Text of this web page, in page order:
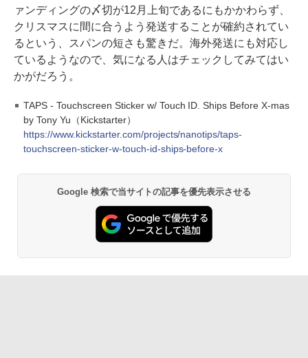
ァンディングの〆切が12月上旬であるにもかかわらず、
クリスマスに間に合うよう発送することが確約されてい
るという、スパンの短さも驚きだ。海外発送にも対応し
ているようなので、気になる人はチェックしてみてはい
かがだろう。
TAPS - Touchscreen Sticker w/ Touch ID. Ships Before X-mas
by Tony Yu（Kickstarter）
https://www.kickstarter.com/projects/nanotips/taps-
touchscreen-sticker-w-touch-id-ships-before-x
Google 検索で当サイトの記事を優先表示させる